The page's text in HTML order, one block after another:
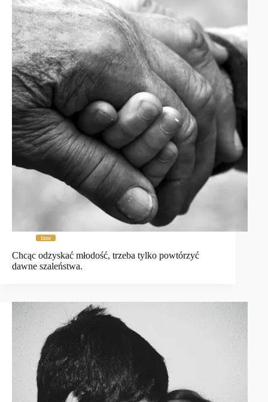
Inne
Chcąc odzyskać młodość, trzeba tylko powtórzyć
dawne szaleństwa.